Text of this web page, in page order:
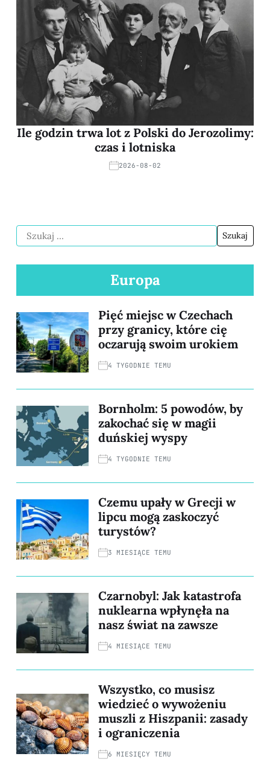
Ile godzin trwa lot z Polski do Jerozolimy:
czas i lotniska
2026-08-02
Europa
Pięć miejsc w Czechach
przy granicy, które cię
oczarują swoim urokiem
4 TYGODNIE TEMU
Bornholm: 5 powodów, by
zakochać się w magii
duńskiej wyspy
4 TYGODNIE TEMU
Czemu upały w Grecji w
lipcu mogą zaskoczyć
turystów?
3 MIESIĄCE TEMU
Czarnobyl: Jak katastrofa
nuklearna wpłynęła na
nasz świat na zawsze
4 MIESIĄCE TEMU
Wszystko, co musisz
wiedzieć o wywożeniu
muszli z Hiszpanii: zasady
i ograniczenia
6 MIESIĘCY TEMU